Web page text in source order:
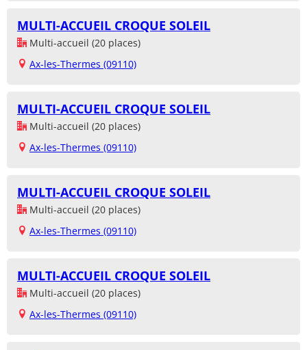
MULTI-ACCUEIL CROQUE SOLEIL
Multi-accueil (20 places)
Ax-les-Thermes (09110)
MULTI-ACCUEIL CROQUE SOLEIL
Multi-accueil (20 places)
Ax-les-Thermes (09110)
MULTI-ACCUEIL CROQUE SOLEIL
Multi-accueil (20 places)
Ax-les-Thermes (09110)
MULTI-ACCUEIL CROQUE SOLEIL
Multi-accueil (20 places)
Ax-les-Thermes (09110)